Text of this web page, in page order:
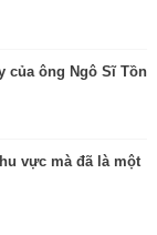
của ông Ngô Sĩ Tồn
vực mà đã là một